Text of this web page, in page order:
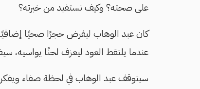
على صحته؟ وكيف نستفيد من خبرته؟
كان عبد الوهاب ليفرض حجرًا صحيًا
عندما يلتقط العود ليعزف لحنًا يواسيه،
سيتوقف عبد الوهاب في لحظة صفاء ويفكر